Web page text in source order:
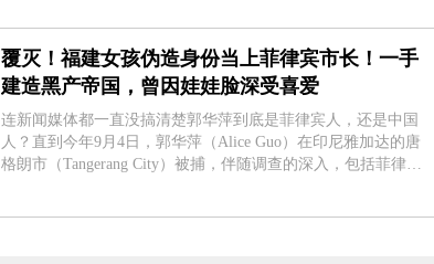
覆灭！福建女孩伪造身份当上菲律宾市长！一手
建造黑产帝国，曾因娃娃脸深受喜爱
连新闻媒体都一直没搞清楚郭华萍到底是菲律宾人，还是中国
人？直到今年9月4日，郭华萍（Alice Guo）在印尼雅加达的唐
格朗市（Tangerang City）被捕，伴随调查的深入，包括菲律宾